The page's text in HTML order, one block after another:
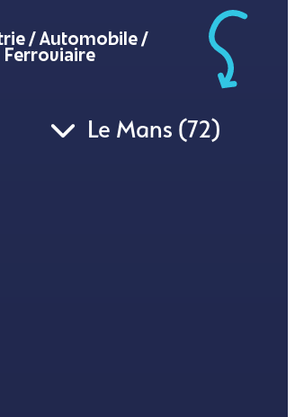
/ Automobile /
Ferroviaire
Le Mans (72)